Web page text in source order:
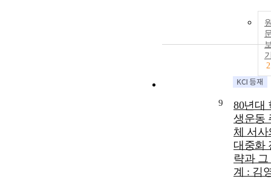
2
9
80년대
생운동
체 서사
대중화
략과 그
계 : 김